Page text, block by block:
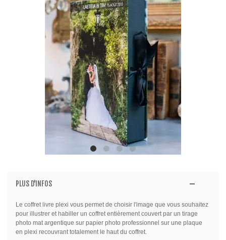
PLUS D'INFOS
Le coffret livre plexi vous permet de choisir l'image que vous souhaitez
pour illustrer et habiller un coffret entièrement couvert par un tirage
photo mat argentique sur papier photo professionnel sur une plaque
en plexi recouvrant totalement le haut du coffret.